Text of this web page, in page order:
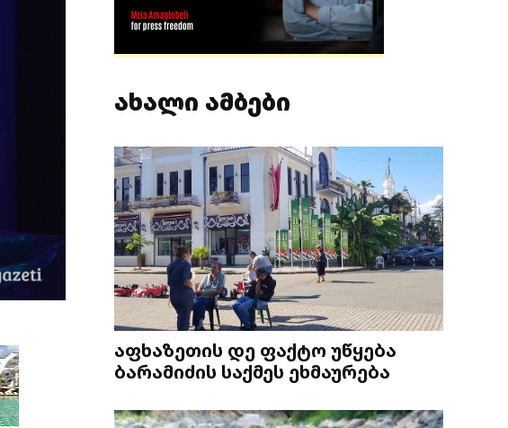
ახალი ამბები
აფხაზეთის დე ფაქტო უწყება
ბარამიძის საქმეს ეხმაურება